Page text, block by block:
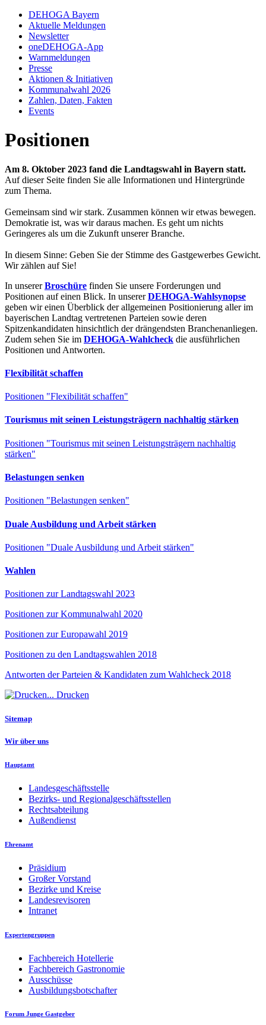
DEHOGA Bayern
Aktuelle Meldungen
Newsletter
oneDEHOGA-App
Warnmeldungen
Presse
Aktionen & Initiativen
Kommunalwahl 2026
Zahlen, Daten, Fakten
Events
Positionen
Am 8. Oktober 2023 fand die Landtagswahl in Bayern statt.
Auf dieser Seite finden Sie alle Informationen und Hintergründe
zum Thema.
Gemeinsam sind wir stark. Zusammen können wir etwas bewegen.
Demokratie ist, was wir daraus machen. Es geht um nichts
Geringeres als um die Zukunft unserer Branche.
In diesem Sinne: Geben Sie der Stimme des Gastgewerbes Gewicht.
Wir zählen auf Sie!
In unsererBroschüre finden Sie unsere Forderungen und
Positionen auf einen Blick. In unsererDEHOGA-Wahlsynopse
geben wir einen Überblick derallgemeinen Positionierung aller im
bayerischen Landtag vertretenen Parteien sowie deren
Spitzenkandidaten hinsichtlich derdrängendsten Branchenanliegen.
Zudem sehen Sie im DEHOGA-Wahlcheck die ausführlichen
Positionen und Antworten.
Flexibilität schaffen
Positionen "Flexibilität schaffen"
Tourismus mit seinen Leistungsträgern nachhaltig stärken
Positionen "Tourismus mit seinen Leistungsträgern nachhaltig
stärken"
Belastungen senken
Positionen "Belastungen senken"
Duale Ausbildung und Arbeit stärken
Positionen "Duale Ausbildung und Arbeit stärken"
Wahlen
Positionen zur Landtagswahl 2023
Positionen zur Kommunalwahl 2020
Positionen zur Europawahl 2019
Positionen zu den Landtagswahlen 2018
Antworten der Parteien & Kandidaten zum Wahlcheck 2018
Drucken
Sitemap
Wir über uns
Hauptamt
Landesgeschäftsstelle
Bezirks- und Regionalgeschäftsstellen
Rechtsabteilung
Außendienst
Ehrenamt
Präsidium
Großer Vorstand
Bezirke und Kreise
Landesrevisoren
Intranet
Expertengruppen
Fachbereich Hotellerie
Fachbereich Gastronomie
Ausschüsse
Ausbildungsbotschafter
Forum Junge Gastgeber